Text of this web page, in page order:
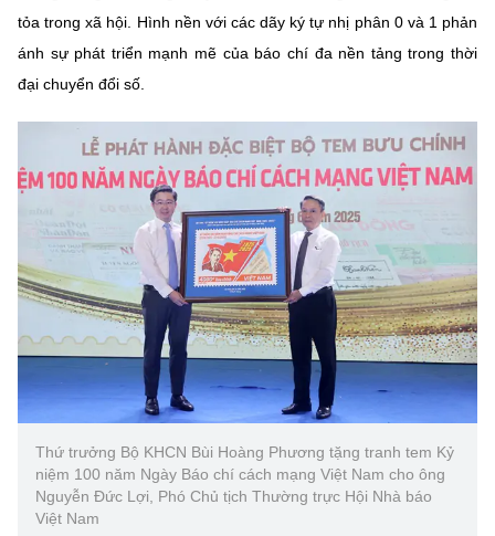
tỏa trong xã hội. Hình nền với các dãy ký tự nhị phân 0 và 1 phản
ánh sự phát triển mạnh mẽ của báo chí đa nền tảng trong thời
đại chuyển đổi số.
Thứ trưởng Bộ KHCN Bùi Hoàng Phương tặng tranh tem Kỷ
niệm 100 năm Ngày Báo chí cách mạng Việt Nam cho ông
Nguyễn Đức Lợi, Phó Chủ tịch Thường trực Hội Nhà báo
Việt Nam